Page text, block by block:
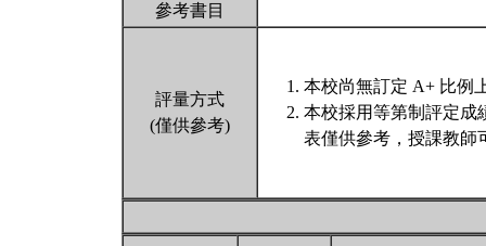
參考書目
評量方式
(僅供參考)
本校尚無訂定 A+ 比例
本校採用等第制評定成
表僅供參考，授課教師